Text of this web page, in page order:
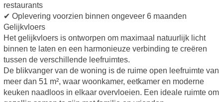
restaurants
✔ Oplevering voorzien binnen ongeveer 6 maanden
Gelijkvloers
Het gelijkvloers is ontworpen om maximaal natuurlijk licht
binnen te laten en een harmonieuze verbinding te creëren
tussen de verschillende leefruimtes.
De blikvanger van de woning is de ruime open leefruimte van
meer dan 51 m², waar woonkamer, eetkamer en moderne
keuken naadloos in elkaar overvloeien. Een ideale ruimte om